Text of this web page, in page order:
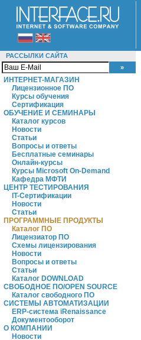
РАССЫЛКИ САЙТА
ИНТЕРНЕТ-МАГАЗИН
Лицензионное ПО
Курсы обучения
Сертификация
ОБУЧЕНИЕ И СЕМИНАРЫ
Каталог курсов
Новости
Статьи
Вопросы и ответы
Бесплатные семинары
Онлайн-курсы
Курсы Microsoft On-Demand
Кафедра МФТИ
ЦЕНТР ТЕСТИРОВАНИЯ
IT-Сертификации
Новости
Статьи
ПРОГРАММНЫЕ ПРОДУКТЫ
Каталог ПО
Лицензиатор ПО
Схемы лицензирования
Новости
Вопросы и ответы
Статьи
Каталог DOWNLOAD
СВОБОДНОЕ ПО/OPEN SOURCE
Каталог свободного ПО
СИСТЕМЫ АВТОМАТИЗАЦИИ
ERP-система iRenaissance
Документооборот
О КОМПАНИИ
Новости